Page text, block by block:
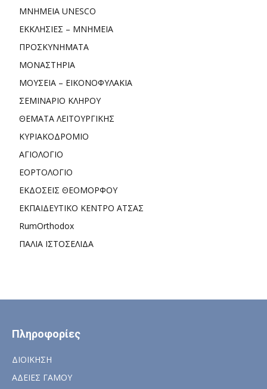
ΜΝΗΜΕΙΑ UNESCO
ΕΚΚΛΗΣΙΕΣ – ΜΝΗΜΕΙΑ
ΠΡΟΣΚΥΝΗΜΑΤΑ
ΜΟΝΑΣΤΗΡΙΑ
ΜΟΥΣΕΙΑ – ΕΙΚΟΝΟΦΥΛΑΚΙΑ
ΣΕΜΙΝΑΡΙΟ ΚΛΗΡΟΥ
ΘΕΜΑΤΑ ΛΕΙΤΟΥΡΓΙΚΗΣ
ΚΥΡΙΑΚΟΔΡΟΜΙΟ
ΑΓΙΟΛΟΓΙΟ
ΕΟΡΤΟΛΟΓΙΟ
ΕΚΔΟΣΕΙΣ ΘΕΟΜΟΡΦΟΥ
ΕΚΠΑΙΔΕΥΤΙΚΟ ΚΕΝΤΡΟ ΑΤΣΑΣ
RumOrthodox
ΠΑΛΙΑ ΙΣΤΟΣΕΛΙΔΑ
Πληροφορίες
ΔΙΟΙΚΗΣΗ
ΑΔΕΙΕΣ ΓΑΜΟΥ